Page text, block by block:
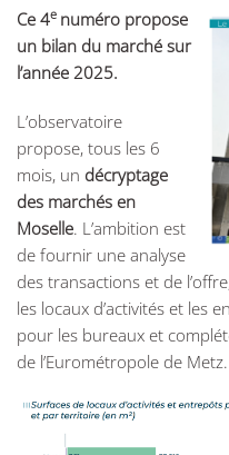
Ce 4e numéro propose
un bilan du marché sur
l’année 2025.
L’observatoire
propose, tous les 6
mois, un décryptage
des marchés en
Moselle. L’ambition est
de fournir une analyse
des transactions et de
les locaux d’activités et les
pour les bureaux et
de l’Eurométropole de Metz.